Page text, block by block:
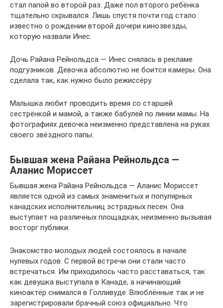
стал папой во второй раз. Даже пол второго ребёнка
тщательно скрывался. Лишь спустя почти год стало
известно о рождении второй дочери кинозвезды,
которую назвали Инес.
Дочь Райана Рейнольдса — Инес снялась в рекламе
подгузников. Девочка абсолютно не боится камеры. Она
сделала так, как нужно было режиссёру.
Малышка любит проводить время со старшей
сестрёнкой и мамой, а также бабулей по линии мамы. На
фотографиях девочка неизменно представлена на руках
своего звёздного папы.
Бывшая жена Райана Рейнольдса —
Аланис Мориссет
Бывшая жена Райана Рейнольдса — Аланис Мориссет
является одной из самых знаменитых и популярных
канадских исполнительниц эстрадных песен. Она
выступает на различных площадках, неизменно вызывая
восторг публики.
Знакомство молодых людей состоялось в начале
нулевых годов. С первой встречи они стали часто
встречаться. Им приходилось часто расставаться, так
как девушка выступала в Канаде, а начинающий
киноактёр снимался в Голливуде. Влюблённые так и не
зарегистрировали брачный союз официально. Что